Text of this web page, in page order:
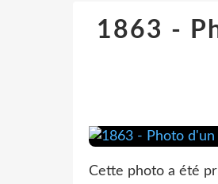
1863 -
Cette photo a été